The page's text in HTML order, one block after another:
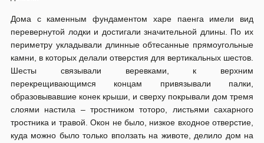
Дома с каменным фундаментом харе паенга имели вид
перевернутой лодки и достигали значительной длины. По их
периметру укладывали длинные обтесанные прямоугольные
камни, в которых делали отверстия для вертикальных шестов.
Шесты связывали веревками, к верхним
перекрещивающимся концам привязывали палки,
образовывавшие конек крыши, и сверху покрывали дом тремя
слоями настила – тростником тоторо, листьями сахарного
тростника и травой. Окон не было, низкое входное отверстие,
куда можно было только вползать на животе, делило дом на